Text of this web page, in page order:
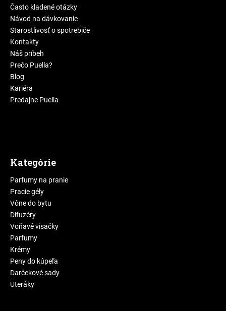
Často kladené otázky
Návod na dávkovanie
Starostlivosť o spotrebiče
Kontakty
Náš príbeh
Prečo Puella?
Blog
Kariéra
Predajne Puella
Kategórie
Parfumy na pranie
Pracie gély
Vône do bytu
Difuzéry
Voňavé visačky
Parfumy
Krémy
Peny do kúpeľa
Darčekové sady
Uteráky